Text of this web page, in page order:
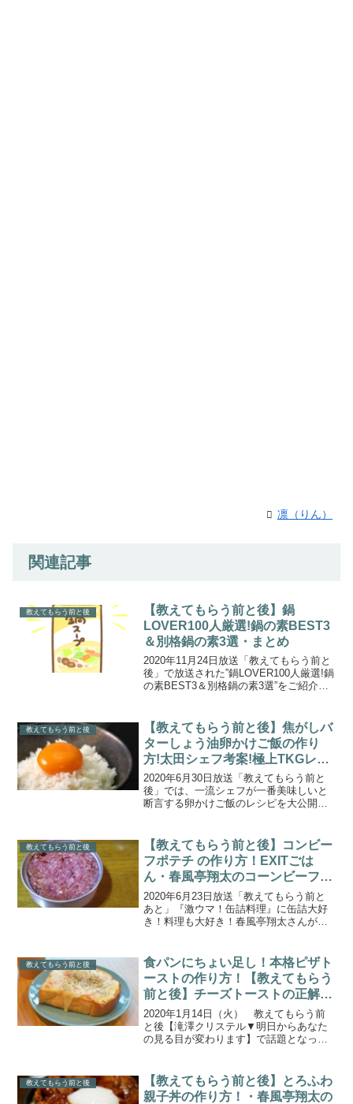
凛（りん）
関連記事
教えてもらう前と後
【教えてもらう前と後】鍋
LOVER100人厳選!鍋の素BEST3
＆別格鍋の素3選・まとめ
2020年11月24日放送「教えてもらう前と
後」で放送された”鍋LOVER100人厳選!鍋
の素BEST3＆別格鍋の素3選”をご紹介し
い「鍋の素」ですが、“鍋LOVER”...
教えてもらう前と後
【教えてもらう前と後】焦がしバ
ターしょう油卵かけご飯の作り
方!太田シェフ考案!極上TKGレシ
ピ(2020.6.30)
2020年6月30日放送「教えてもらう前と
後」では、一流シェフが一番美味しいと
断言する卵かけご飯のレシピを大公開！
オータニの総料理長・太田高広シェフが
考案した「焦が...
教えてもらう前と後
【教えてもらう前と後】コンビー
フポテチ の作り方！EXITごは
ん・春風亭翔太のコーンビーフ激
ウマおつまみ(2020.6.23)
2020年6月23日放送「教えてもらう前と
あと」『激ウマ！缶詰料理』に缶詰大好
き！料理も大好き！春風亭翔太さんが出
ました。こちらでは、コンビーフ×ポテト
チップスを合...
教えてもらう前と後
食パンにちょい足し！本格ピザト
ーストの作り方！【教えてもらう
前と後】チーズトーストの正解
（2020.1.14）
2020年1月14日（火） 教えてもらう前
と後【滝澤クリステル▼明日からあなた
の見る目が変わります】で話題となった
ンにちょい足し★本格ピザトースト★フ
ワッフワ・とろっ...
教えてもらう前と後
【教えてもらう前と後】とろふわ
親子丼の作り方！・春風亭翔太の